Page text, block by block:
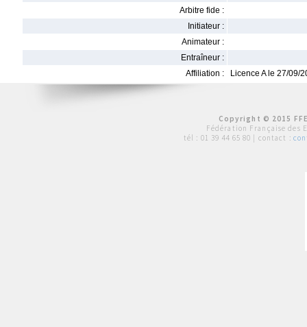
Arbitre fide :
Initiateur :
Animateur :
Entraîneur :
Affiliation :
Licence A le 27/09/
Copyright © 2015
Fédération Française des
tél : 01 39 44 65 80 | contact :